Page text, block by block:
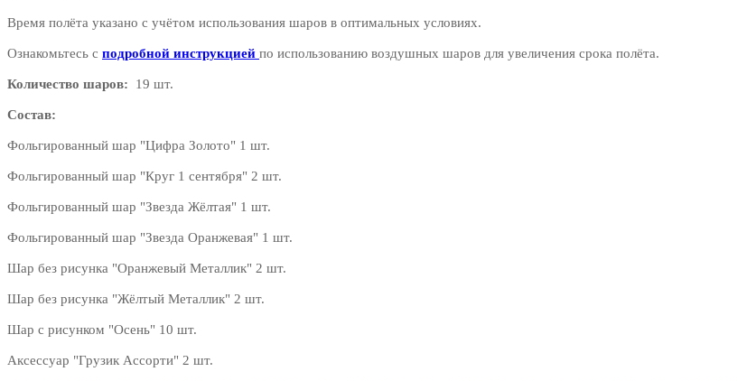
Время полёта указано с учётом использования шаров в оптимальных условиях.
Ознакомьтесь с подробной инструкцией по использованию воздушных шаров для увеличения срока полёта.
Количество шаров: 19 шт.
Состав:
Фольгированный шар "Цифра Золото" 1 шт.
Фольгированный шар "Круг 1 сентября" 2 шт.
Фольгированный шар "Звезда Жёлтая" 1 шт.
Фольгированный шар "Звезда Оранжевая" 1 шт.
Шар без рисунка "Оранжевый Металлик" 2 шт.
Шар без рисунка "Жёлтый Металлик" 2 шт.
Шар с рисунком "Осень" 10 шт.
Аксессуар "Грузик Ассорти" 2 шт.